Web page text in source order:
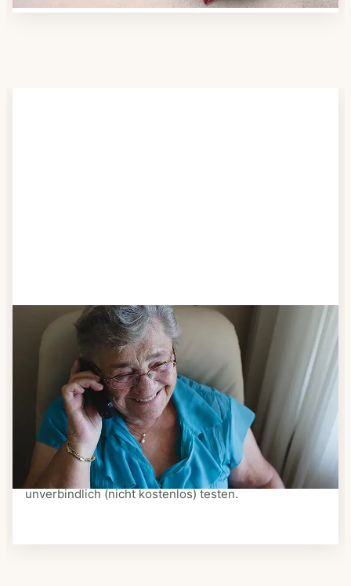
Schritt 3
Bestellen & liefern lassen
Suchen Sie sich aus dem Speiseplan Ihres Anbieters
aus, was Ihnen schmeckt. Bestellen Sie telefonisch,
schriftlich oder im Online-Shop Ihres Anbieters.
Ein Kurier liefert Ihnen das bestellte Essen zum
vereinbarten Zeitpunkt nach Hause. Bei vielen
Anbietern können Sie Essen auf Rädern auch
unverbindlich (nicht kostenlos) testen.